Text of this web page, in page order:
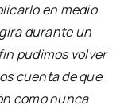
en medio
durante un
pudimos volver
cuenta de que
como nunca